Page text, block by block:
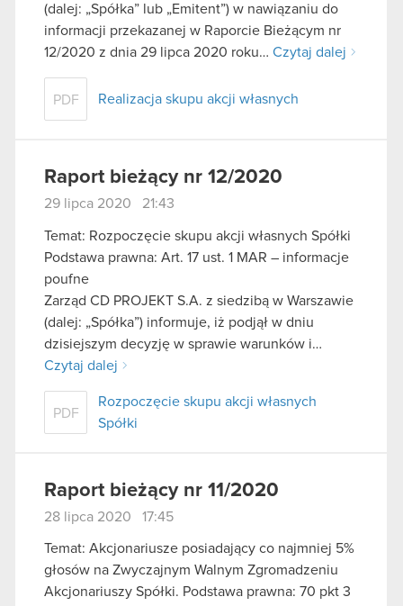
(dalej: „Spółka” lub „Emitent”) w nawiązaniu do
informacji przekazanej w Raporcie Bieżącym nr
12/2020 z dnia 29 lipca 2020 roku… Czytaj dalej
PDF Realizacja skupu akcji własnych
Raport bieżący nr 12/2020
29 lipca 2020 21:43
Temat: Rozpoczęcie skupu akcji własnych Spółki
Podstawa prawna: Art. 17 ust. 1 MAR – informacje
poufne
Zarząd CD PROJEKT S.A. z siedzibą w Warszawie
(dalej: „Spółka”) informuje, iż podjął w dniu
dzisiejszym decyzję w sprawie warunków i…
Czytaj dalej
PDF
Rozpoczęcie skupu akcji własnych
Spółki
Raport bieżący nr 11/2020
28 lipca 2020 17:45
Temat: Akcjonariusze posiadający co najmniej 5%
głosów na Zwyczajnym Walnym Zgromadzeniu
Akcjonariuszy Spółki. Podstawa prawna: 70 pkt 3